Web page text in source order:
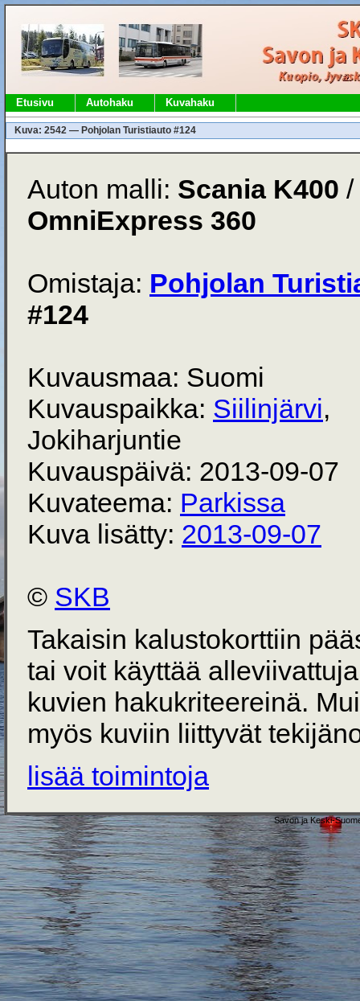
Etusivu Autohaku Kuvahaku
Kuva: 2542 — Pohjolan Turistiauto #124
Auton malli: Scania K400 /
OmniExpress 360
Omistaja: Pohjolan
#124
Kuvausmaa: Suomi
Kuvauspaikka: Siilinjärvi,
Jokiharjuntie
Kuvauspäivä: 2013-09-07
Kuvateema: Parkissa
Kuva lisätty: 2013-09-07
© SKB
Takaisin kalustokorttiin
tai voit käyttää
kuvien hakukriteereinä.
myös kuviin liittyvät
lisää toimintoja
Savon ja Keski-